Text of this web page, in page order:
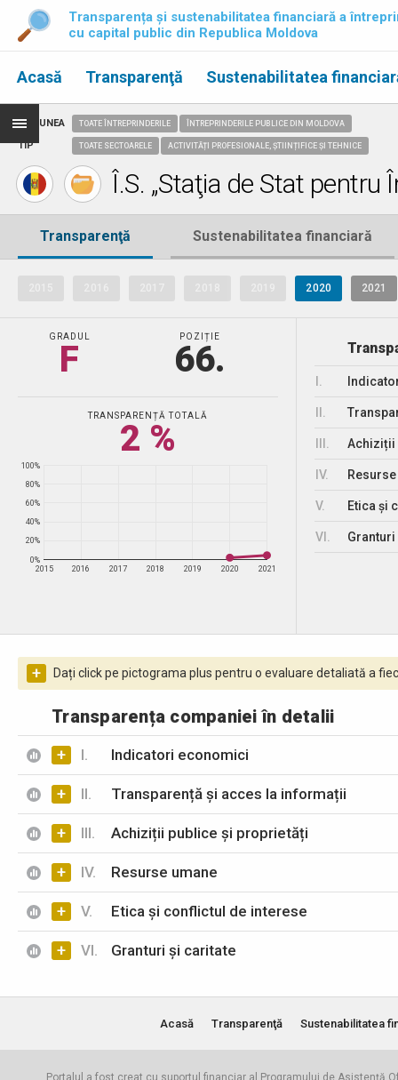
Transparența și sustenabilitatea financiară a
cu capital public din Republica Moldova
Acasă Transparenţă Sustenabilitatea
REGIUNEA
TIP
TOATE ÎNTREPRINDERILE ÎNTREPRINDERILE PUBLICE DIN MOLDOVA
TOATE SECTOARELE ACTIVITĂȚI PROFESIONALE, ȘTIINȚIFICE ȘI TEHNICE
Î.S. „Staţia de Stat pentru
Transparenţă Sustenabilitatea financiară
2020 2021
GRADUL
F
POZIȚIE
66.
TRANSPARENȚĂ TOTALĂ
2 %
2015 2016 2017 2018 2019 2020 2021
0%
20%
40%
60%
80%
100%
Achiziții
IV.
V. Etica și
VI.
+ Dați click pe pictograma plus pentru o evaluare detaliată a
Transparența companiei în detalii
+ I. Indicatori economici
+ II. Transparență și acces la informații
+ III. Achiziții publice și proprietăți
+ IV. Resurse umane
+ V. Etica și conflictul de interese
+ VI. Granturi și caritate
Acasă Transparenţă Sustenabilitatea
Portalul a fost creat cu suportul financiar al Programului de Asistență